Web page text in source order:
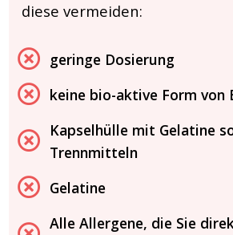
diese vermeiden:
geringe Dosierung
keine bio-aktive Form von
Kapselhülle mit Gelatine
Trennmitteln
Gelatine
Alle Allergene, die Sie